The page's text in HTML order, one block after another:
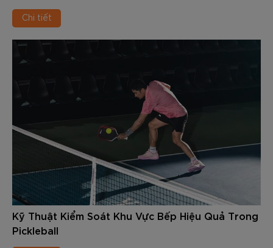
Chi tiết
Kỹ Thuật Kiểm Soát Khu Vực Bếp Hiệu Quả Trong
Pickleball